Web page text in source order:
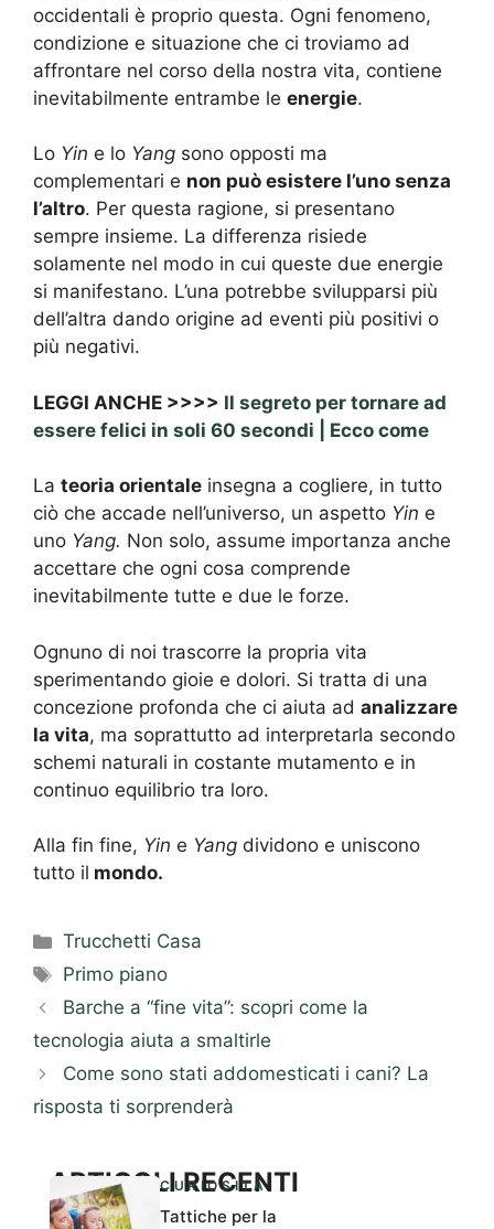
occidentali è proprio questa. Ogni fenomeno,
condizione e situazione che ci troviamo ad
affrontare nel corso della nostra vita, contiene
inevitabilmente entrambe le energie.
Lo Yin e lo Yang sono opposti ma
complementari e non può esistere l’uno senza
l’altro. Per questa ragione, si presentano
sempre insieme. La differenza risiede
solamente nel modo in cui queste due energie
si manifestano. L’una potrebbe svilupparsi più
dell’altra dando origine ad eventi più positivi o
più negativi.
LEGGI ANCHE >>>> Il segreto per tornare ad
essere felici in soli 60 secondi | Ecco come
La teoria orientale insegna a cogliere, in tutto
ciò che accade nell’universo, un aspetto Yin e
uno Yang. Non solo, assume importanza anche
accettare che ogni cosa comprende
inevitabilmente tutte e due le forze.
Ognuno di noi trascorre la propria vita
sperimentando gioie e dolori. Si tratta di una
concezione profonda che ci aiuta ad analizzare
la vita, ma soprattutto ad interpretarla secondo
schemi naturali in costante mutamento e in
continuo equilibrio tra loro.
Alla fin fine, Yin e Yang dividono e uniscono
tutto il mondo.
Categorie
Trucchetti Casa
Tag
Primo piano
Barche a “fine vita”: scopri come la
tecnologia aiuta a smaltirle
Come sono stati addomesticati i cani? La
risposta ti sorprenderà
ARTICOLI RECENTI
CURIOSITÀ
Tattiche per la